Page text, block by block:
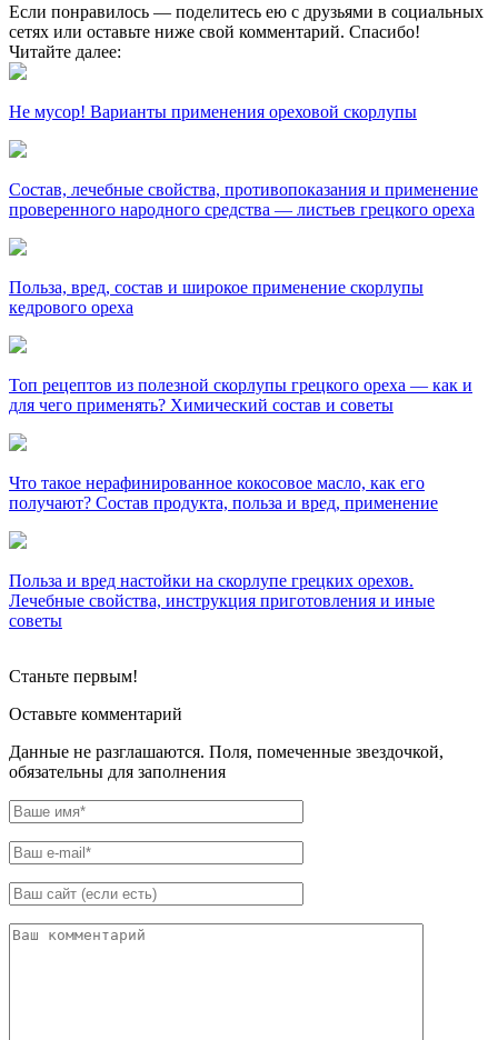
Если понравилось — поделитесь ею с друзьями в социальных
сетях или оставьте ниже свой комментарий. Спасибо!
Читайте далее:
Не мусор! Варианты применения ореховой скорлупы
Состав, лечебные свойства, противопоказания и применение
проверенного народного средства — листьев грецкого ореха
Польза, вред, состав и широкое применение скорлупы
кедрового ореха
Топ рецептов из полезной скорлупы грецкого ореха — как и
для чего применять? Химический состав и советы
Что такое нерафинированное кокосовое масло, как его
получают? Состав продукта, польза и вред, применение
Польза и вред настойки на скорлупе грецких орехов.
Лечебные свойства, инструкция приготовления и иные
советы
Станьте первым!
Оставьте комментарий
Данные не разглашаются. Поля, помеченные звездочкой,
обязательны для заполнения